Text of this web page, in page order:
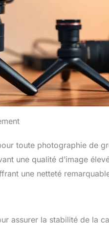
toute photographie de
une qualité d’image
une netteté
assurer la stabilité de la